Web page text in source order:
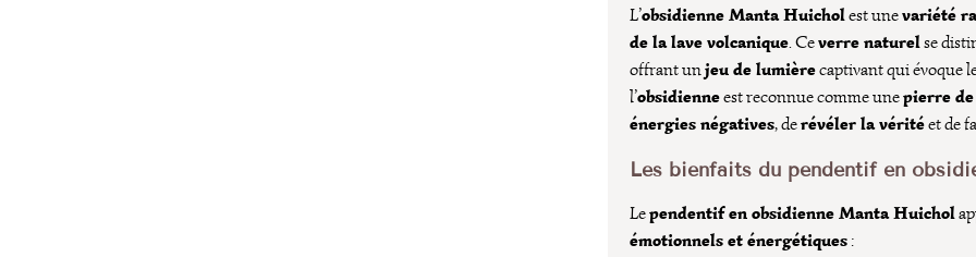
L’obsidienne Manta Huicholest unevariété
de la lave volcanique. Ceverre naturelse
offrant unjeu de lumièrecaptivant qui évoque
l’obsidienneest reconnue comme unepierre
énergies négatives, derévéler la véritéet de
Les bienfaits du pendentif en
Lependentif en obsidienne Manta Huichol
émotionnels et énergétiques: